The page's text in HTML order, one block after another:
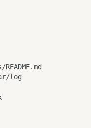
log